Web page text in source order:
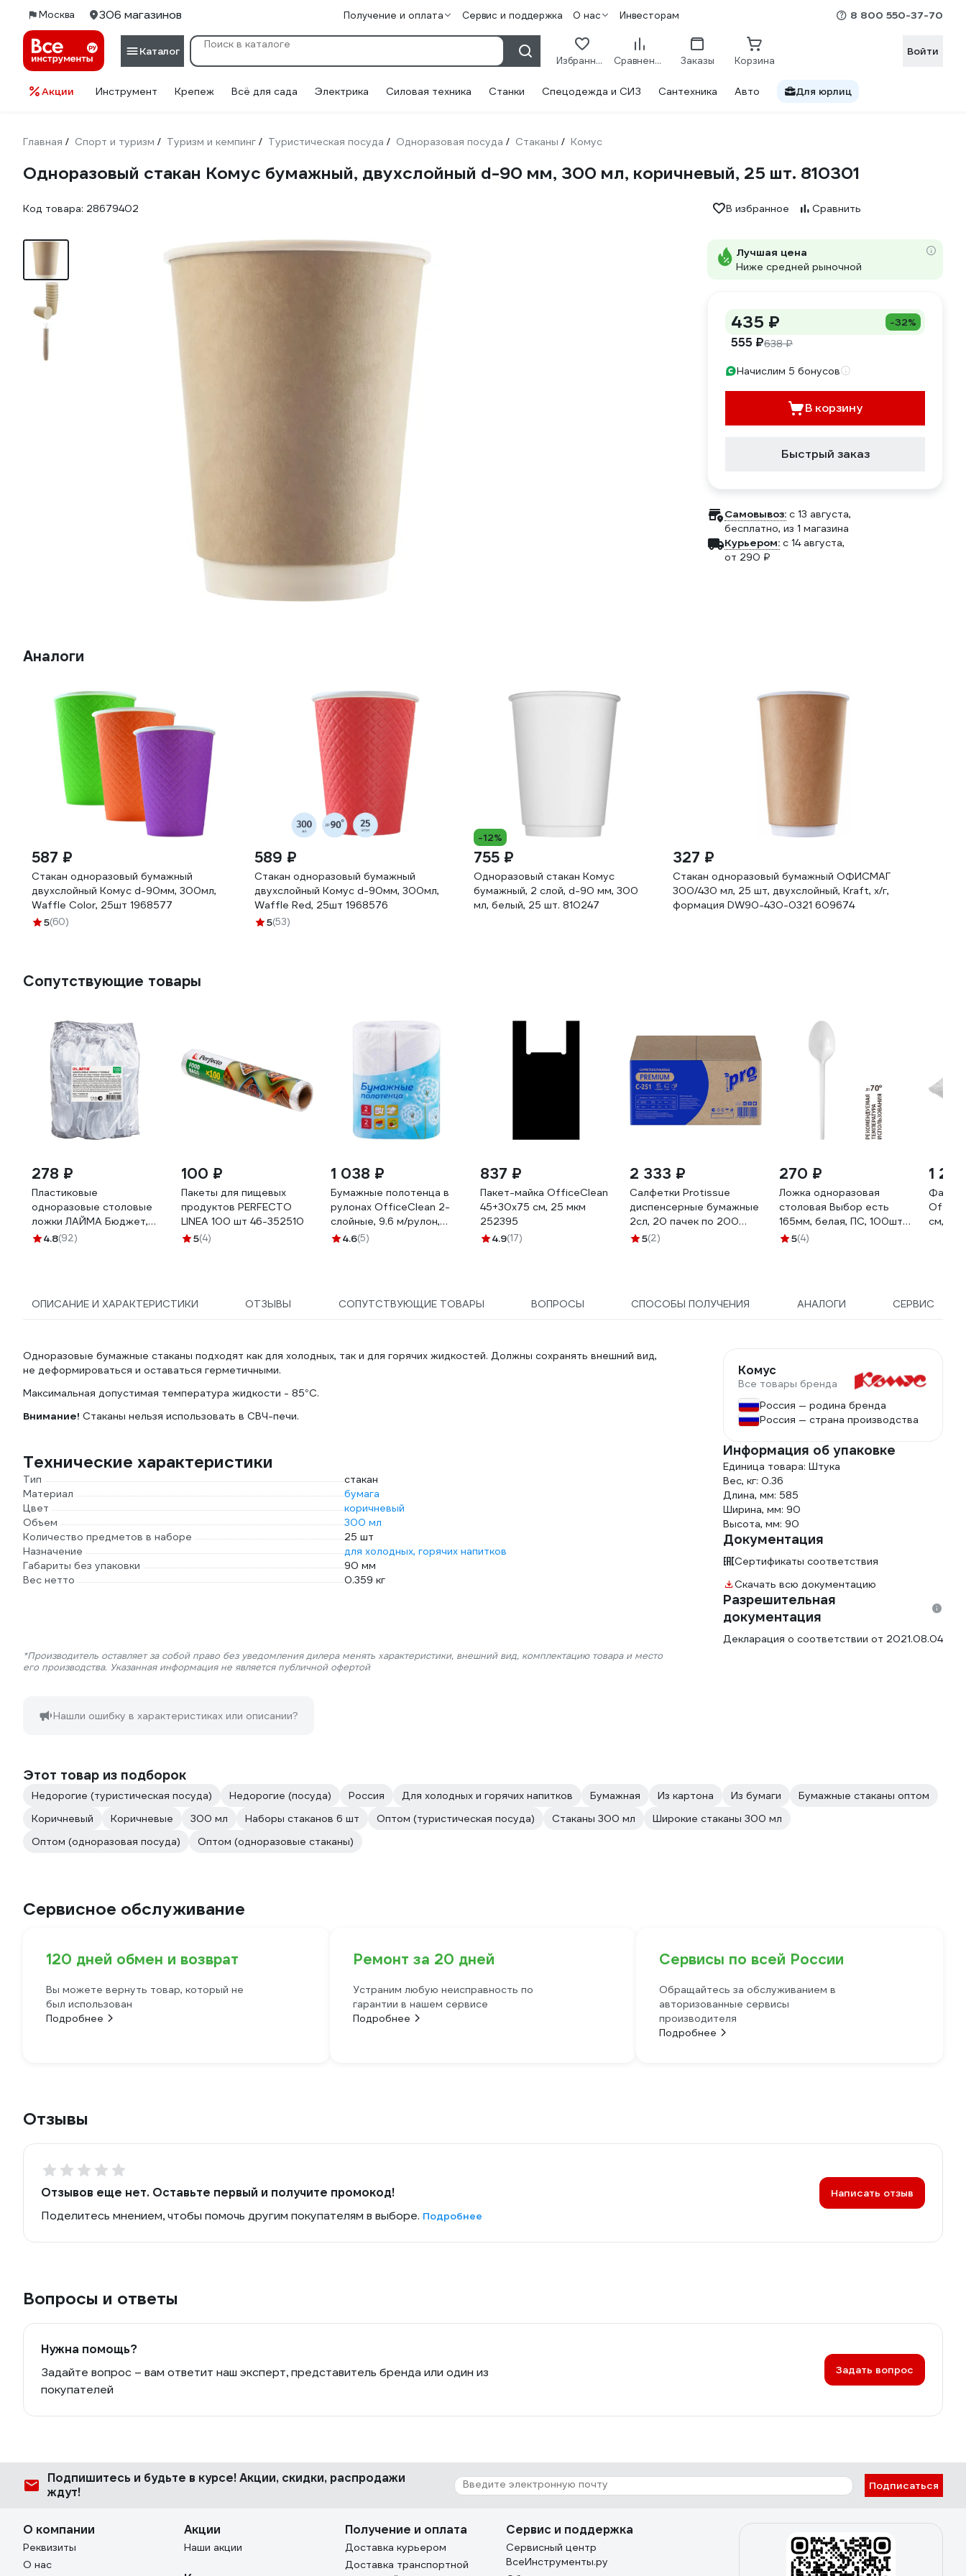
Москва 306 магазинов Получение и оплата Сервис и поддержка О нас Инвесторам 8 800 550-37-70
Каталог
Избранное Сравнение Заказы Корзина
Войти
Акции Инструмент Крепеж Всё для сада Электрика Силовая техника Станки Спецодежда и СИЗ Сантехника Авто Для юрлиц
Главная / Спорт и туризм / Туризм и кемпинг / Туристическая посуда / Одноразовая посуда / Стаканы / Комус
Одноразовый стакан Комус бумажный, двухслойный d-90 мм, 300 мл, коричневый, 25 шт. 810301
Код товара: 28679402 В избранное Сравнить
Лучшая цена
Ниже средней рыночной
435 ₽ -32%
555 ₽638 ₽
Начислим 5 бонусов
В корзину
Быстрый заказ
Самовывоз: c 13 августа,
бесплатно, из 1 магазина
Курьером: c 14 августа,
от 290 ₽
Аналоги
587 ₽
Стакан одноразовый бумажный
двухслойный Комус d-90мм, 300мл,
Waffle Color, 25шт 1968577
5(60)
589 ₽
Стакан одноразовый бумажный
двухслойный Комус d-90мм, 300мл,
Waffle Red, 25шт 1968576
5(53)
-12%
755 ₽
Одноразовый стакан Комус
бумажный, 2 слой, d-90 мм, 300
мл, белый, 25 шт. 810247
327 ₽
Стакан одноразовый бумажный ОФИСМАГ
300/430 мл, 25 шт, двухслойный, Kraft, х/г,
формация DW90-430-0321 609674
Сопутствующие товары
278 ₽
Пластиковые
одноразовые столовые
ложки ЛАЙМА Бюджет,
комплект 100 шт, 65 мм
4.8(92)
100 ₽
Пакеты для пищевых
продуктов PERFECTO
LINEA 100 шт 46-352510
5(4)
1 038 ₽
Бумажные полотенца в
рулонах OfficeClean 2-
слойные, 9.6 м/рулон,
белые 249813
4.6(5)
837 ₽
Пакет-майка OfficeClean
45+30х75 см, 25 мкм
252395
4.9(17)
2 333 ₽
Салфетки Protissue
диспенсерные бумажные
2сл, 20 пачек по 200
листов, С-251
5(2)
270 ₽
Ложка одноразовая
столовая Выбор есть
165мм, белая, ПС, 100шт
662002
5(4)
1
см, 35
ОПИСАНИЕ И ХАРАКТЕРИСТИКИ ОТЗЫВЫ СОПУТСТВУЮЩИЕ ТОВАРЫ ВОПРОСЫ СПОСОБЫ ПОЛУЧЕНИЯ АНАЛОГИ СЕРВИС
Одноразовые бумажные стаканы подходят как для холодных, так и для горячих жидкостей. Должны сохранять внешний вид,
не деформироваться и оставаться герметичными.
Максимальная допустимая температура жидкости - 85°C.
Внимание! Стаканы нельзя использовать в СВЧ-печи.
Технические характеристики
Тип
стакан
Материал
бумага
Цвет
коричневый
Объем
300 мл
Количество предметов в наборе
25 шт
Назначение
для холодных, горячих напитков
Габариты без упаковки
90 мм
Вес нетто
0.359 кг
*Производитель оставляет за собой право без уведомления дилера менять характеристики, внешний вид, комплектацию товара и место
его производства. Указанная информация не является публичной офертой
Нашли ошибку в характеристиках или описании?
Комус
Все товары бренда
Россия — родина бренда
Россия — страна производства
Информация об упаковке
Единица товара: Штука
Вес, кг: 0.36
Длина, мм: 585
Ширина, мм: 90
Высота, мм: 90
Документация
Сертификаты соответствия
Скачать всю документацию
Разрешительная
документация
Декларация о соответствии от 2021.08.04
Этот товар из подборок
Недорогие (туристическая посуда) Недорогие (посуда) Россия Для холодных и горячих напитков Бумажная Из картона Из бумаги
Бумажные стаканы оптом
Коричневый
Коричневые 300 мл Наборы стаканов 6 шт Оптом (туристическая посуда) Стаканы 300 мл
Широкие стаканы 300 мл
Оптом (одноразовая посуда)
Оптом (одноразовые стаканы)
Сервисное обслуживание
120 дней обмен и возврат
Вы можете вернуть товар, который не
был использован
Подробнее
Ремонт за 20 дней
Устраним любую неисправность по
гарантии в нашем сервисе
Подробнее
Сервисы по всей России
Обращайтесь за обслуживанием в
авторизованные сервисы
производителя
Подробнее
Отзывы
Отзывов еще нет. Оставьте первый и получите промокод!
Поделитесь мнением, чтобы помочь другим покупателям в выборе. Подробнее
Написать отзыв
Вопросы и ответы
Нужна помощь?
Задайте вопрос – вам ответит наш эксперт, представитель бренда или один из
покупателей
Задать вопрос
Подпишитесь и будьте в курсе! Акции, скидки, распродажи
ждут!
Подписаться
О компании
Реквизиты
О нас
Акции
Наши акции
Получение и оплата
Доставка курьером
Доставка транспортной
Сервис и поддержка
Сервисный центр
ВсеИнструменты.ру